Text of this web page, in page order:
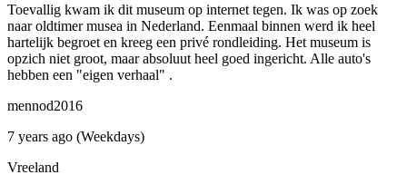
Toevallig kwam ik dit museum op internet tegen. Ik was op zoek
naar oldtimer musea in Nederland. Eenmaal binnen werd ik heel
hartelijk begroet en kreeg een privé rondleiding. Het museum is
opzich niet groot, maar absoluut heel goed ingericht. Alle auto's
hebben een "eigen verhaal" .
mennod2016
7 years ago (Weekdays)
Vreeland